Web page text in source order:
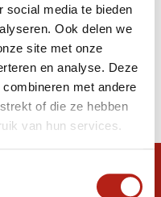
social media te bieden
Ook delen we
site met onze
en analyse. Deze
met andere
of die ze hebben
van hun services.